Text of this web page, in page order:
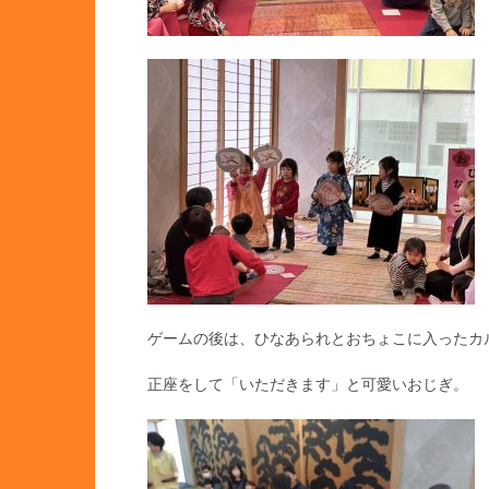
ゲームの後は、ひなあられとおちょこに入った
正座をして「いただきます」と可愛いおじぎ。